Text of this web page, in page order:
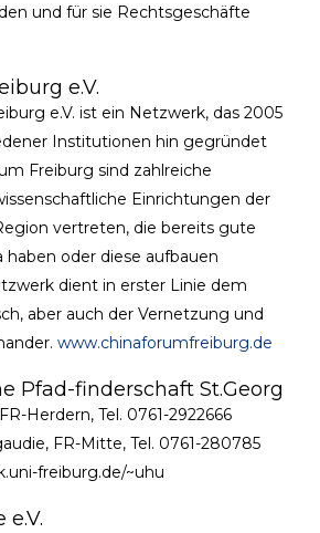
und für sie Rechtsgeschäfte
e.V.
e.V. ist ein Netzwerk, das 2005
Institutionen hin gegründet
Freiburg sind zahlreiche
Einrichtungen der
vertreten, die bereits gute
haben oder diese aufbauen
dient in erster Linie dem
aber auch der Vernetzung und
www.chinaforumfreiburg.de
Pfad-finderschaft St.Georg
Herdern, Tel. 0761-2922666
FR-Mitte, Tel. 0761-280785
freiburg.de/~uhu